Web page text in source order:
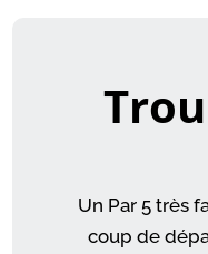
Un Par 5 très
coup de